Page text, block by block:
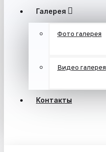
Галерея
Фото галерея
Видео галерея
Контакты